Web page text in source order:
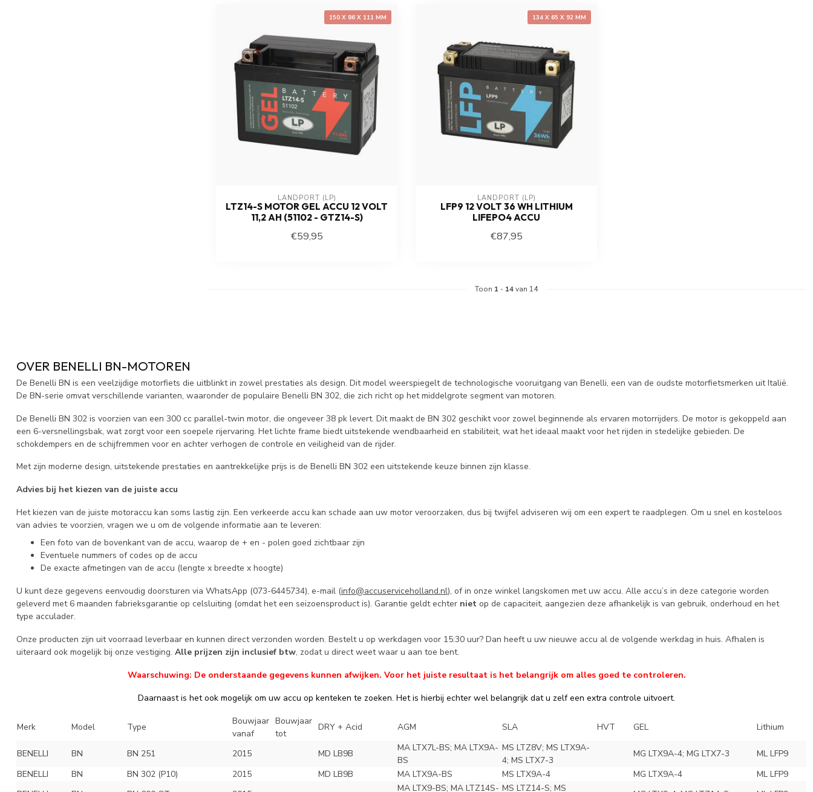
150 X 86 X 111 MM
LANDPORT (LP)
LTZ14-S MOTOR GEL ACCU 12 VOLT
11,2 AH (51102 - GTZ14-S)
€59,95
134 X 65 X 92 MM
LANDPORT (LP)
LFP9 12 VOLT 36 WH LITHIUM
LIFEPO4 ACCU
€87,95
Toon 1 - 14van 14
OVER BENELLI BN-MOTOREN
De Benelli BN is een veelzijdige motorfiets die uitblinkt in zowel prestaties als design. Dit model weerspiegelt de technologische vooruitgang van Benelli, een van de oudste motorfietsmerken uit Italië.
De BN-serie omvat verschillende varianten, waaronder de populaire Benelli BN 302, die zich richt op het middelgrote segment van motoren.
De Benelli BN 302 is voorzien van een 300 cc parallel-twin motor, die ongeveer 38 pk levert. Dit maakt de BN 302 geschikt voor zowel beginnende als ervaren motorrijders. De motor is gekoppeld aan
een 6-versnellingsbak, wat zorgt voor een soepele rijervaring. Het lichte frame biedt uitstekende wendbaarheid en stabiliteit, wat het ideaal maakt voor het rijden in stedelijke gebieden. De
schokdempers en de schijfremmen voor en achter verhogen de controle en veiligheid van de rijder.
Met zijn moderne design, uitstekende prestaties en aantrekkelijke prijs is de Benelli BN 302 een uitstekende keuze binnen zijn klasse.
Advies bij het kiezen van de juiste accu
Het kiezen van de juiste motoraccu kan soms lastig zijn. Een verkeerde accu kan schade aan uw motor veroorzaken, dus bij twijfel adviseren wij om een expert te raadplegen. Om u snel en kosteloos
van advies te voorzien, vragen we u om de volgende informatie aan te leveren:
Een foto van de bovenkant van de accu, waarop de + en - polen goed zichtbaar zijn
Eventuele nummers of codes op de accu
De exacte afmetingen van de accu (lengte x breedte x hoogte)
U kunt deze gegevens eenvoudig doorsturen via WhatsApp (073-6445734), e-mail (info@accuserviceholland.nl), of in onze winkel langskomen met uw accu. Alle accu’s in deze categorie worden
geleverd met 6 maanden fabrieksgarantie op celsluiting (omdat het een seizoensproduct is). Garantie geldt echter niet op de capaciteit, aangezien deze afhankelijk is van gebruik, onderhoud en het
type acculader.
Onze producten zijn uit voorraad leverbaar en kunnen direct verzonden worden. Bestelt u op werkdagen voor 15:30 uur? Dan heeft u uw nieuwe accu al de volgende werkdag in huis. Afhalen is
uiteraard ook mogelijk bij onze vestiging. Alle prijzen zijn inclusief btw, zodat u direct weet waar u aan toe bent.
Waarschuwing: De onderstaande gegevens kunnen afwijken. Voor het juiste resultaat is het belangrijk om alles goed te controleren.
Daarnaast is het ook mogelijk om uw accu op kenteken te zoeken. Het is hierbij echter wel belangrijk dat u zelf een extra controle uitvoert.
Merk Model Type
Bouwjaar
vanaf
Bouwjaar
tot
DRY + Acid AGM SLA HVT GEL Lithium
BENELLI BN BN 251 2015 MD LB9B
MA LTX7L-BS; MA LTX9A-
BS
MS LTZ8V; MS LTX9A-
4; MS LTX7-3
MG LTX9A-4; MG LTX7-3
ML LFP9
BENELLI
BN BN 302 (P10) 2015 MD LB9B MA LTX9A-BS MS LTX9A-4 MG LTX9A-4
ML LFP9
MA LTX9-BS; MA LTZ14S- MS LTZ14-S; MS